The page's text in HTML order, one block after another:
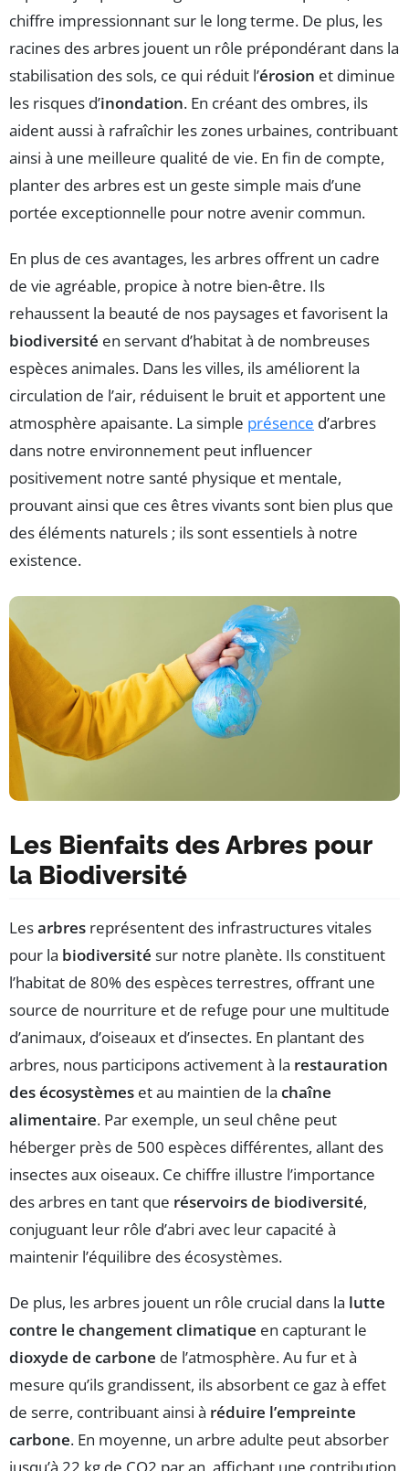
chiffre impressionnant sur le long terme. De plus, les
racines des arbres jouent un rôle prépondérant dans la
stabilisation des sols, ce qui réduit l’érosion et diminue
les risques d’inondation. En créant des ombres, ils
aident aussi à rafraîchir les zones urbaines, contribuant
ainsi à une meilleure qualité de vie. En fin de compte,
planter des arbres est un geste simple mais d’une
portée exceptionnelle pour notre avenir commun.
En plus de ces avantages, les arbres offrent un cadre
de vie agréable, propice à notre bien-être. Ils
rehaussent la beauté de nos paysages et favorisent la
biodiversité en servant d’habitat à de nombreuses
espèces animales. Dans les villes, ils améliorent la
circulation de l’air, réduisent le bruit et apportent une
atmosphère apaisante. La simple présence d’arbres
dans notre environnement peut influencer
positivement notre santé physique et mentale,
prouvant ainsi que ces êtres vivants sont bien plus que
des éléments naturels ; ils sont essentiels à notre
existence.
Les Bienfaits des Arbres pour
la Biodiversité
Lesarbres représentent des infrastructures vitales
pour la biodiversité sur notre planète. Ils constituent
l’habitat de 80% des espèces terrestres, offrant une
source de nourriture et de refuge pour une multitude
d’animaux, d’oiseaux et d’insectes. En plantant des
arbres, nous participons activement à la restauration
des écosystèmes et au maintien de la chaîne
alimentaire. Par exemple, un seul chêne peut
héberger près de 500 espèces différentes, allant des
insectes aux oiseaux. Ce chiffre illustre l’importance
des arbres en tant que réservoirs de biodiversité,
conjuguant leur rôle d’abri avec leur capacité à
maintenir l’équilibre des écosystèmes.
De plus, les arbres jouent un rôle crucial dans la lutte
contre le changement climatique en capturant le
dioxyde de carbone de l’atmosphère. Au fur et à
mesure qu’ils grandissent, ils absorbent ce gaz à effet
de serre, contribuant ainsi à réduire l’empreinte
carbone. En moyenne, un arbre adulte peut absorber